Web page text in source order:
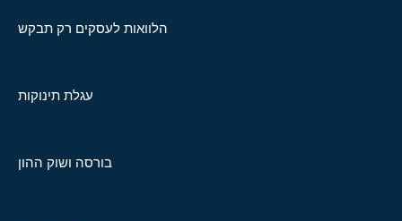
הלוואות לעסקים רק תבקש
עגלת תינוקות
בורסה ושוק ההון